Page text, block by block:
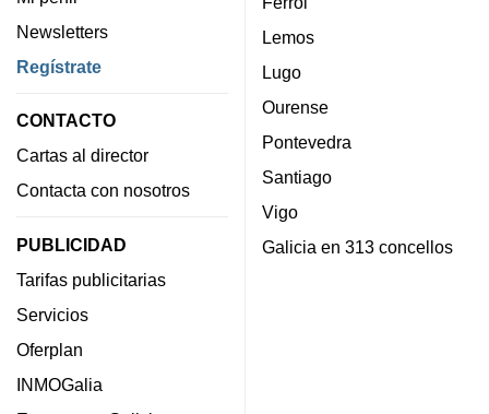
Newsletters
Regístrate
CONTACTO
Cartas al director
Contacta con nosotros
PUBLICIDAD
Tarifas publicitarias
Servicios
Oferplan
INMOGalia
Lemos
Lugo
Ourense
Pontevedra
Santiago
Vigo
Galicia en 313 concellos